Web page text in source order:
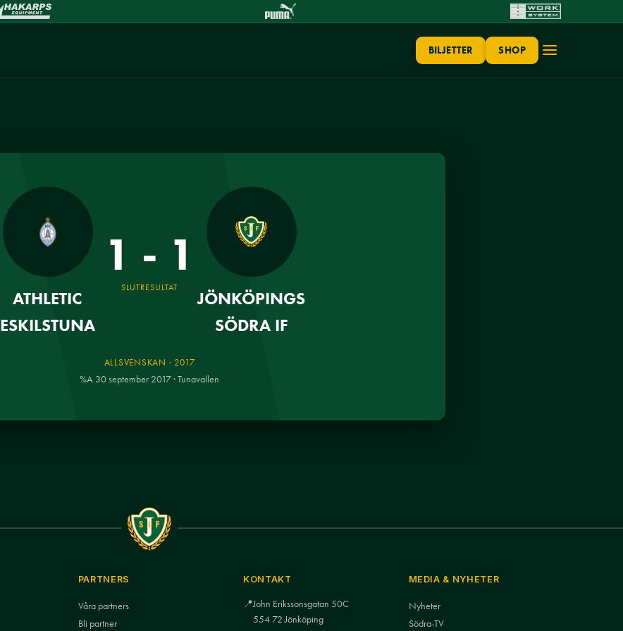
BILJETTER SHOP
ATHLETIC
ESKILSTUNA
1 - 1
SLUTRESULTAT
JÖNKÖPINGS
SÖDRA IF
ALLSVENSKAN · 2017
%A 30 september 2017 · Tunavallen
PARTNERS
Våra partners
Bli partner
KONTAKT
📍John Erikssonsgatan 50C
554 72 Jönköping
MEDIA & NYHETER
Nyheter
Södra-TV